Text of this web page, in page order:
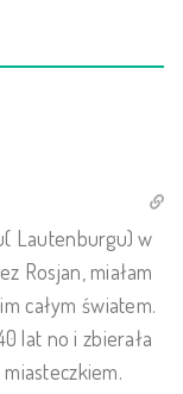
Lautenburgu) w
Rosjan, miałam
całym światem.
lat no i zbierała